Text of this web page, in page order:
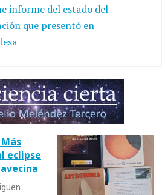
informe del estado del
que presentó en
Más
eclipse